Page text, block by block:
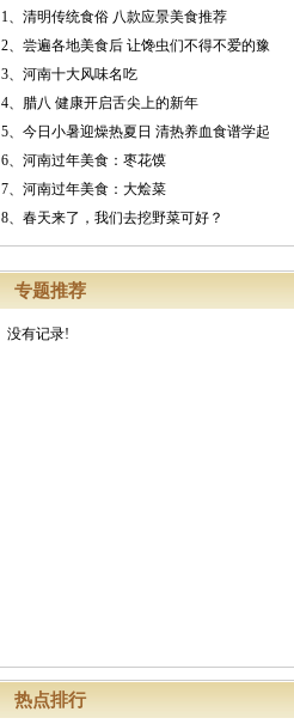
1、 清明传统食俗 八款应景美食推荐
2、 尝遍各地美食后 让馋虫们不得不爱的豫
3、 河南十大风味名吃
4、 腊八 健康开启舌尖上的新年
5、 今日小暑迎燥热夏日 清热养血食谱学起
6、 河南过年美食：枣花馍
7、 河南过年美食：大烩菜
8、 春天来了，我们去挖野菜可好？
专题推荐
没有记录!
热点排行